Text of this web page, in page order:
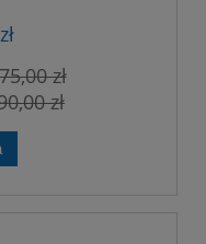
zł
zł